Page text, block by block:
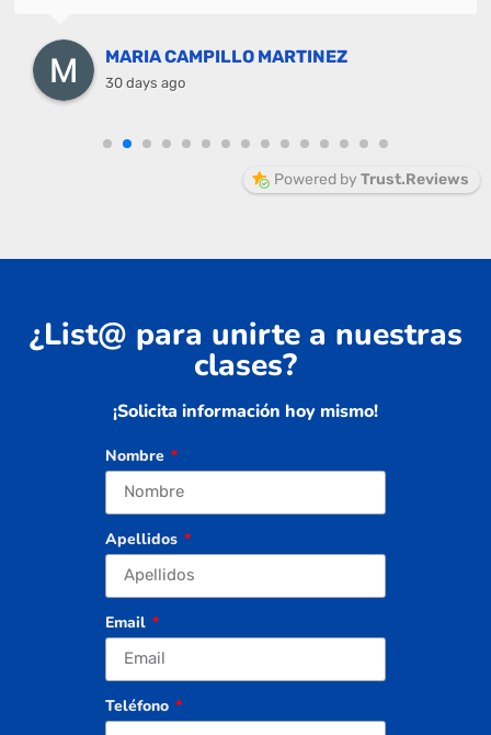
MARIA CAMPILLO MARTINEZ
30 days ago
Powered by Trust.Reviews
¿List@ para unirte a nuestras
clases?
¡Solicita información hoy mismo!
Nombre
Apellidos
Email
Teléfono